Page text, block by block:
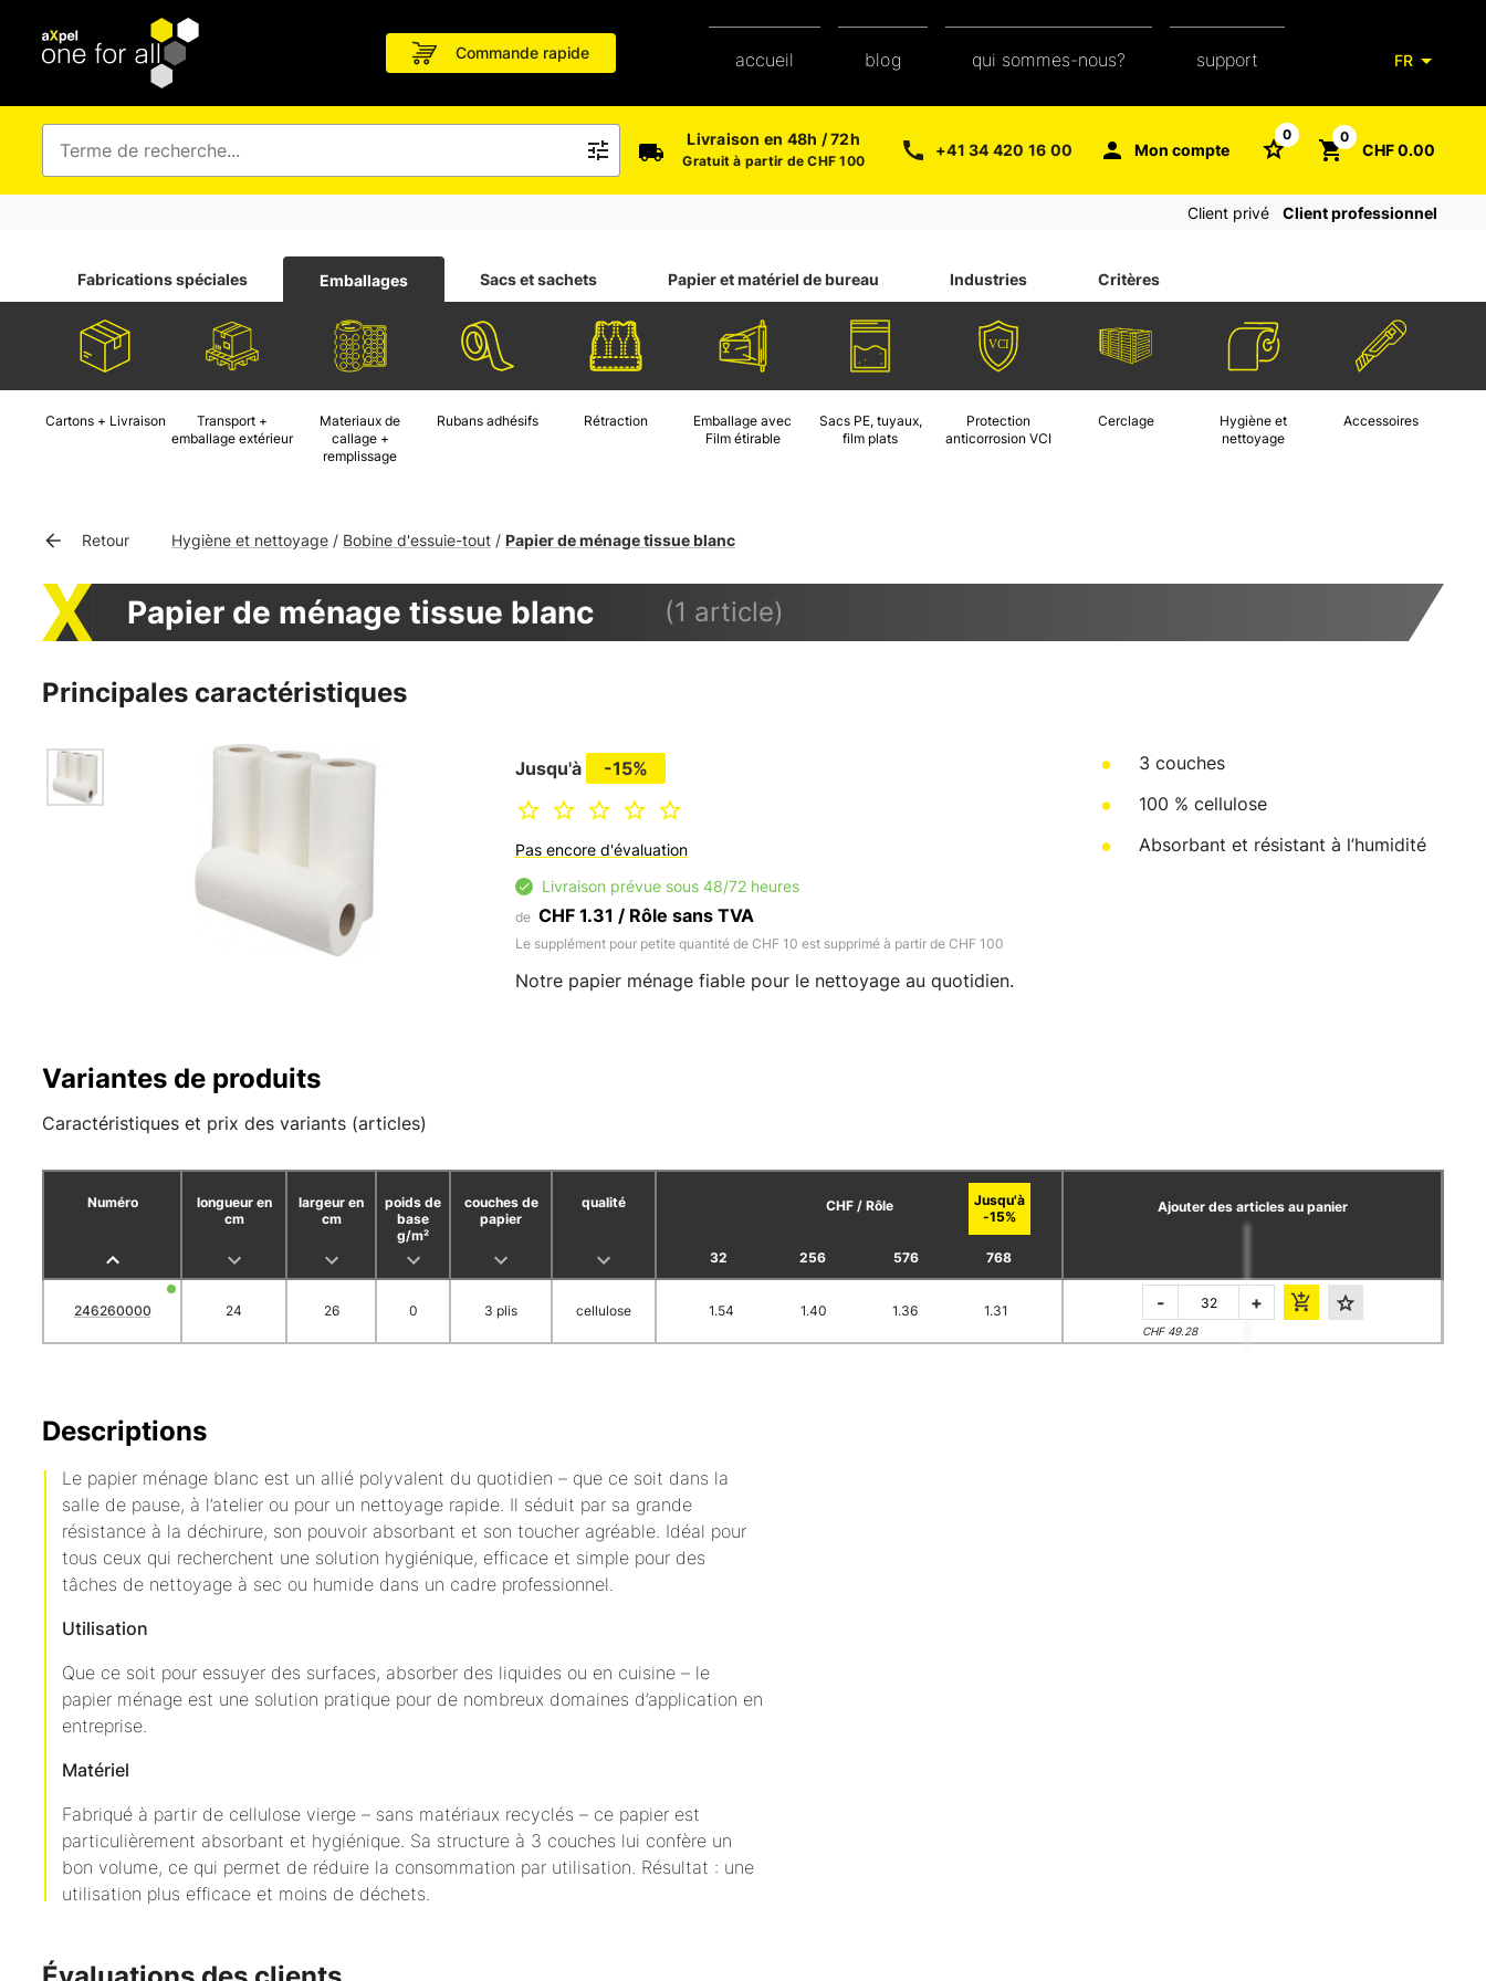
Commande rapide accueil blog qui sommes-nous? support
glossaire de l'emballage
faq
FR
Livraison en 48h / 72h
Gratuit à partir de CHF 100
+41 34 420 16 00 Mon compte
0 0
CHF 0.00
Client privé Client professionnel
Fabrications spéciales Emballages Sacs et sachets Papier et matériel de bureau Industries Critères
Cartons + Livraison
Transport +
emballage extérieur
Materiaux de
callage +
remplissage
Rubans adhésifs Rétraction
Emballage avec
Film étirable
Sacs PE, tuyaux,
film plats
Protection
anticorrosion VCI
Cerclage
Hygiène et
nettoyage
Accessoires
Retour Hygiène et nettoyage / Bobine d'essuie-tout / Papier de ménage tissue blanc
Papier de ménage tissue blanc (1 article)
Principales caractéristiques
Jusqu'à -15%
Pas encore d'évaluation
Livraison prévue sous 48/72 heures
de CHF 1.31 / Rôle sans TVA
Le supplément pour petite quantité de CHF 10 est supprimé à partir de CHF 100
Notre papier ménage fiable pour le nettoyage au quotidien.
3 couches
100 % cellulose
Absorbant et résistant à l’humidité
Variantes de produits
Caractéristiques et prix des variants (articles)
Numéro
longueur en
cm
largeur en
cm
poids de
base
g/m²
couches de
papier
qualité CHF / Rôle
32 256 576 768
Ajouter des articles au panier
246260000 24 26 0 3 plis cellulose 1.54 1.40 1.36 1.31 - +
CHF 49.28
Descriptions
Le papier ménage blanc est un allié polyvalent du quotidien – que ce soit dans la
salle de pause, à l’atelier ou pour un nettoyage rapide. Il séduit par sa grande
résistance à la déchirure, son pouvoir absorbant et son toucher agréable. Idéal pour
tous ceux qui recherchent une solution hygiénique, efficace et simple pour des
tâches de nettoyage à sec ou humide dans un cadre professionnel.
Utilisation
Que ce soit pour essuyer des surfaces, absorber des liquides ou en cuisine – le
papier ménage est une solution pratique pour de nombreux domaines d’application en
entreprise.
Matériel
Fabriqué à partir de cellulose vierge – sans matériaux recyclés – ce papier est
particulièrement absorbant et hygiénique. Sa structure à 3 couches lui confère un
bon volume, ce qui permet de réduire la consommation par utilisation. Résultat : une
utilisation plus efficace et moins de déchets.